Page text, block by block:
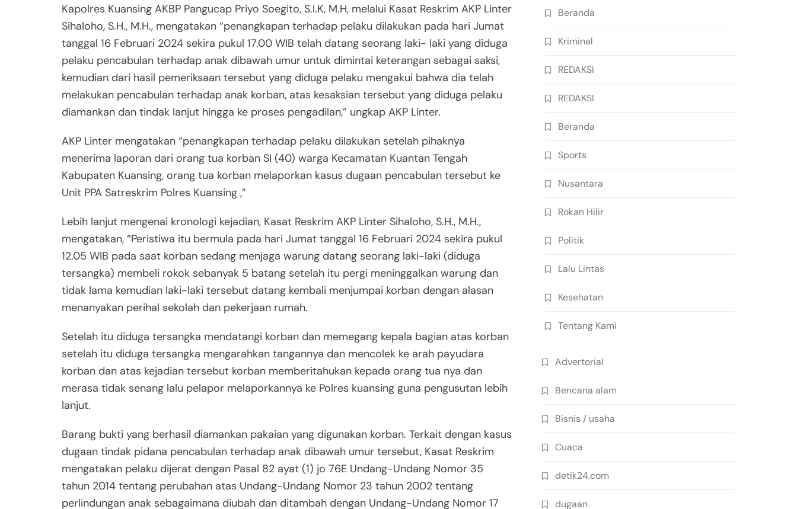
Kapolres Kuansing AKBP Pangucap Priyo Soegito, S.I.K, M.H, melalui Kasat Reskrim AKP Linter
Sihaloho, S.H., M.H., mengatakan “penangkapan terhadap pelaku dilakukan pada hari Jumat
tanggal 16 Februari 2024 sekira pukul 17.00 WIB telah datang seorang laki- laki yang diduga
pelaku pencabulan terhadap anak dibawah umur untuk dimintai keterangan sebagai saksi,
kemudian dari hasil pemeriksaan tersebut yang diduga pelaku mengakui bahwa dia telah
melakukan pencabulan terhadap anak korban, atas kesaksian tersebut yang diduga pelaku
diamankan dan tindak lanjut hingga ke proses pengadilan,” ungkap AKP Linter.
AKP Linter mengatakan “penangkapan terhadap pelaku dilakukan setelah pihaknya
menerima laporan dari orang tua korban SI (40) warga Kecamatan Kuantan Tengah
Kabupaten Kuansing, orang tua korban melaporkan kasus dugaan pencabulan tersebut ke
Unit PPA Satreskrim Polres Kuansing ,”
Lebih lanjut mengenai kronologi kejadian, Kasat Reskrim AKP Linter Sihaloho, S.H., M.H.,
mengatakan, “Peristiwa itu bermula pada hari Jumat tanggal 16 Februari 2024 sekira pukul
12.05 WIB pada saat korban sedang menjaga warung datang seorang laki-laki (diduga
tersangka) membeli rokok sebanyak 5 batang setelah itu pergi meninggalkan warung dan
tidak lama kemudian laki-laki tersebut datang kembali menjumpai korban dengan alasan
menanyakan perihal sekolah dan pekerjaan rumah.
Setelah itu diduga tersangka mendatangi korban dan memegang kepala bagian atas korban
setelah itu diduga tersangka mengarahkan tangannya dan mencolek ke arah payudara
korban dan atas kejadian tersebut korban memberitahukan kepada orang tua nya dan
merasa tidak senang lalu pelapor melaporkannya ke Polres kuansing guna pengusutan lebih
lanjut.
Barang bukti yang berhasil diamankan pakaian yang digunakan korban. Terkait dengan kasus
dugaan tindak pidana pencabulan terhadap anak dibawah umur tersebut, Kasat Reskrim
mengatakan pelaku dijerat dengan Pasal 82 ayat (1) jo 76E Undang-Undang Nomor 35
tahun 2014 tentang perubahan atas Undang-Undang Nomor 23 tahun 2002 tentang
perlindungan anak sebagaimana diubah dan ditambah dengan Undang-Undang Nomor 17
Beranda
Kriminal
REDAKSI
REDAKSI
Beranda
Sports
Nusantara
Rokan Hilir
Politik
Lalu Lintas
Kesehatan
Tentang Kami
Advertorial
Bencana alam
Bisnis / usaha
Cuaca
detik24.com
dugaan